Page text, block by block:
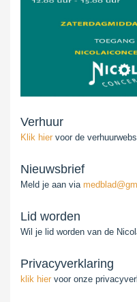
Verhuur
Klik hier voor de
Nieuwsbrief
Meld je aan via
Lid worden
Wil je lid worden van de
Privacyverklaring
klik hier voor onze